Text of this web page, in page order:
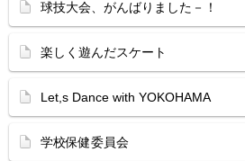
球技大会、がんばりました－！
楽しく遊んだスケート
Let,s Dance with YOKOHAMA
学校保健委員会